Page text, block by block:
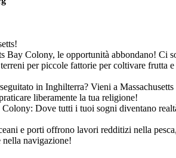
Bay Colony, le opportunità abbondano! Ci
per piccole fattorie per coltivare frutta e
in Inghilterra? Vieni a
liberamente la tua religione!
Colony: Dove tutti i tuoi sogni diventano
e porti offrono lavori redditizi nella
nella navigazione!